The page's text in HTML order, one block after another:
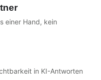
einer Hand, kein
in KI-Antworten